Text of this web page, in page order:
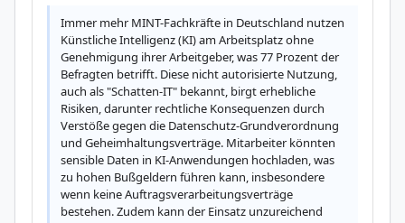
Immer mehr MINT-Fachkräfte in Deutschland nutzen
Künstliche Intelligenz (KI) am Arbeitsplatz ohne
Genehmigung ihrer Arbeitgeber, was 77 Prozent der
Befragten betrifft. Diese nicht autorisierte Nutzung,
auch als "Schatten-IT" bekannt, birgt erhebliche
Risiken, darunter rechtliche Konsequenzen durch
Verstöße gegen die Datenschutz-Grundverordnung
und Geheimhaltungsverträge. Mitarbeiter könnten
sensible Daten in KI-Anwendungen hochladen, was
zu hohen Bußgeldern führen kann, insbesondere
wenn keine Auftragsverarbeitungsverträge
bestehen. Zudem kann der Einsatz unzureichend